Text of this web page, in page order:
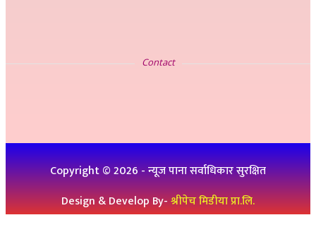
Contact
Copyright ©2026- न्यूज पाना सर्वाधिकार सुरक्षित
Design & Develop By-श्रीपेच मिडीया प्रा.लि.